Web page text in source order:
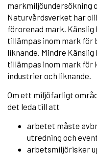
markmiljöundersökning
Naturvårdsverket har
förorenad mark. Känslig
tillämpas inom mark för
liknande. Mindre
tillämpas inom mark
industrier och liknande.
Om ett miljöfarligt
det leda till att
arbetet måste
utredning och
arbetsmiljörisker